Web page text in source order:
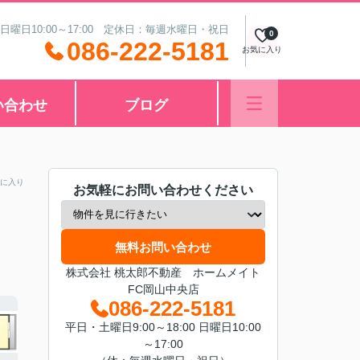
曜日10:00～17:00 定休日：毎週水曜日・祝日
086-222-5181 お気に入り
0
合わせ ブログ
入り
お気軽にお問い合わせください
無料お問い合わせ
株式会社 桃太郎不動産 ホームメイト
FC岡山中央店
086-222-5181
平日・土曜日9:00～18:00 日曜日10:00
～17:00